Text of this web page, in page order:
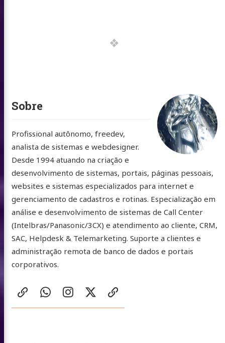
Sobre
Profissional autônomo, freedev,
analista de sistemas e webdesigner.
Desde 1994 atuando na criação e
desenvolvimento de sistemas, portais, páginas pessoais,
websites e sistemas especializados para internet e
gerenciamento de cadastros e rotinas. Especialização em
análise e desenvolvimento de sistemas de Call Center
(Intelbras/Panasonic/3CX) e atendimento ao cliente, CRM,
SAC, Helpdesk & Telemarketing. Suporte a clientes e
administração remota de banco de dados e portais
corporativos.
Sociais:websiteWhatsAppInstagram
X
buymeacoffee